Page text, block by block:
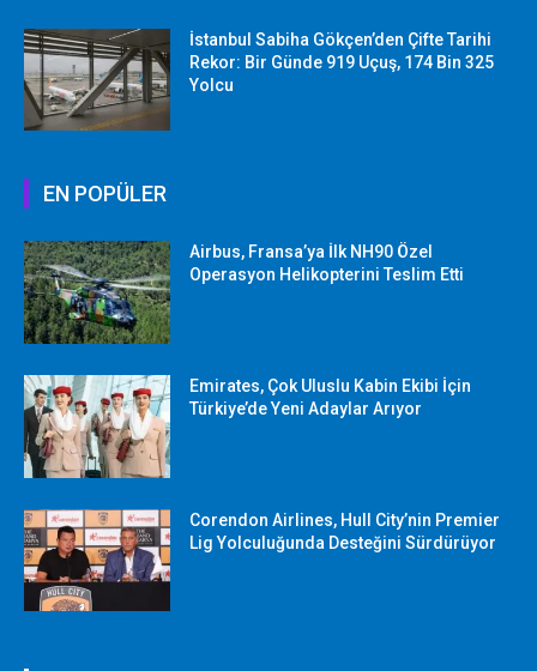
İstanbul Sabiha Gökçen’den Çifte Tarihi
Rekor: Bir Günde 919 Uçuş, 174 Bin 325
Yolcu
EN POPÜLER
Airbus, Fransa’ya İlk NH90 Özel
Operasyon Helikopterini Teslim Etti
Emirates, Çok Uluslu Kabin Ekibi İçin
Türkiye’de Yeni Adaylar Arıyor
Corendon Airlines, Hull City’nin Premier
Lig Yolculuğunda Desteğini Sürdürüyor